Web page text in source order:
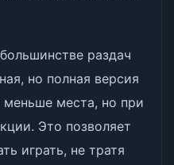
раздач
но полная версия
меньше места, но при
Это позволяет
играть, не тратя